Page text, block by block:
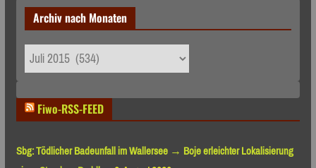
Archiv nach Monaten
Archiv
nach
Fiwo-RSS-FEED
Sbg: Tödlicher Badeunfall im Wallersee → Boje erleichter Lokalisierung